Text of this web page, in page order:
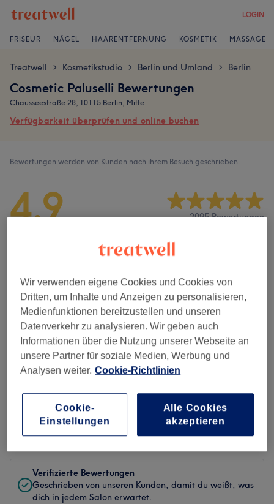
LOGIN
FRISEUR NÄGEL HAARENTFERNUNG KOSMETIK MASSAGE
Treatwell > Kosmetikstudio > Berlin und Umland > Berlin
Cosmetic Paluselli Bewertungen
Chausseestraße 28, 10115 Berlin, Mitte
Verfügbarkeit überprüfen und online buchen
Bewertungen werden von Kunden nach ihrem Besuch geschrieben.
4,9 2095 Bewertungen
Sauberkeit
Service
Bewertungen filtern
Bewertung
Verifizierte Bewertungen
Geschrieben von unseren Kunden, damit du weißt, was
dich in jedem Salon erwartet.
Wir verwenden eigene Cookies und Cookies von
Dritten, um Inhalte und Anzeigen zu personalisieren,
Medienfunktionen bereitzustellen und unseren
Datenverkehr zu analysieren. Wir geben auch
Informationen über die Nutzung unserer Webseite an
unsere Partner für soziale Medien, Werbung und
Analysen weiter. Cookie-Richtlinien
Cookie-
Einstellungen
Alle Cookies
akzeptieren